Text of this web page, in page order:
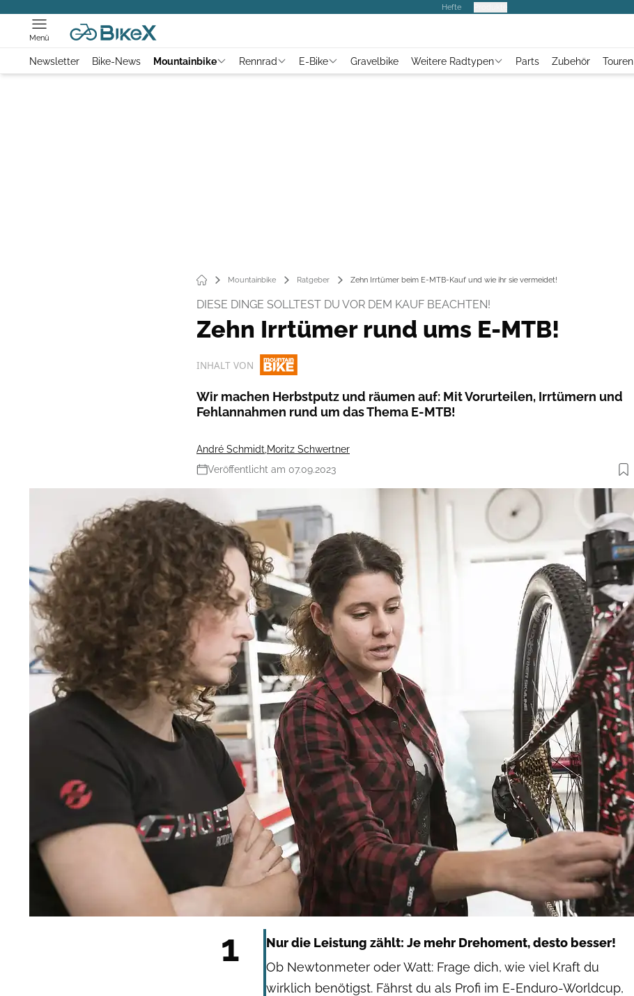
Hefte
Menü
Newsletter Bike-News Mountainbike Rennrad E-Bike Gravelbike Weitere Radtypen Parts Zubehör Touren
Mountainbike Ratgeber Zehn Irrtümer beim E-MTB-Kauf und wie ihr sie vermeidet!
DIESE DINGE SOLLTEST DU VOR DEM KAUF BEACHTEN!
Zehn Irrtümer rund ums E-MTB!
INHALT VON
Wir machen Herbstputz und räumen auf: Mit Vorurteilen, Irrtümern und
Fehlannahmen rund um das Thema E-MTB!
André Schmidt Moritz Schwertner
Veröffentlicht am 07.09.2023
1
Wexl Trails St. Corona am Wechsel
Nur die Leistung zählt: Je mehr Drehoment, desto besser!
Ob Newtonmeter oder Watt: Frage dich, wie viel Kraft du
wirklich benötigst. Fährst du als Profi im E-Enduro-Worldcup,